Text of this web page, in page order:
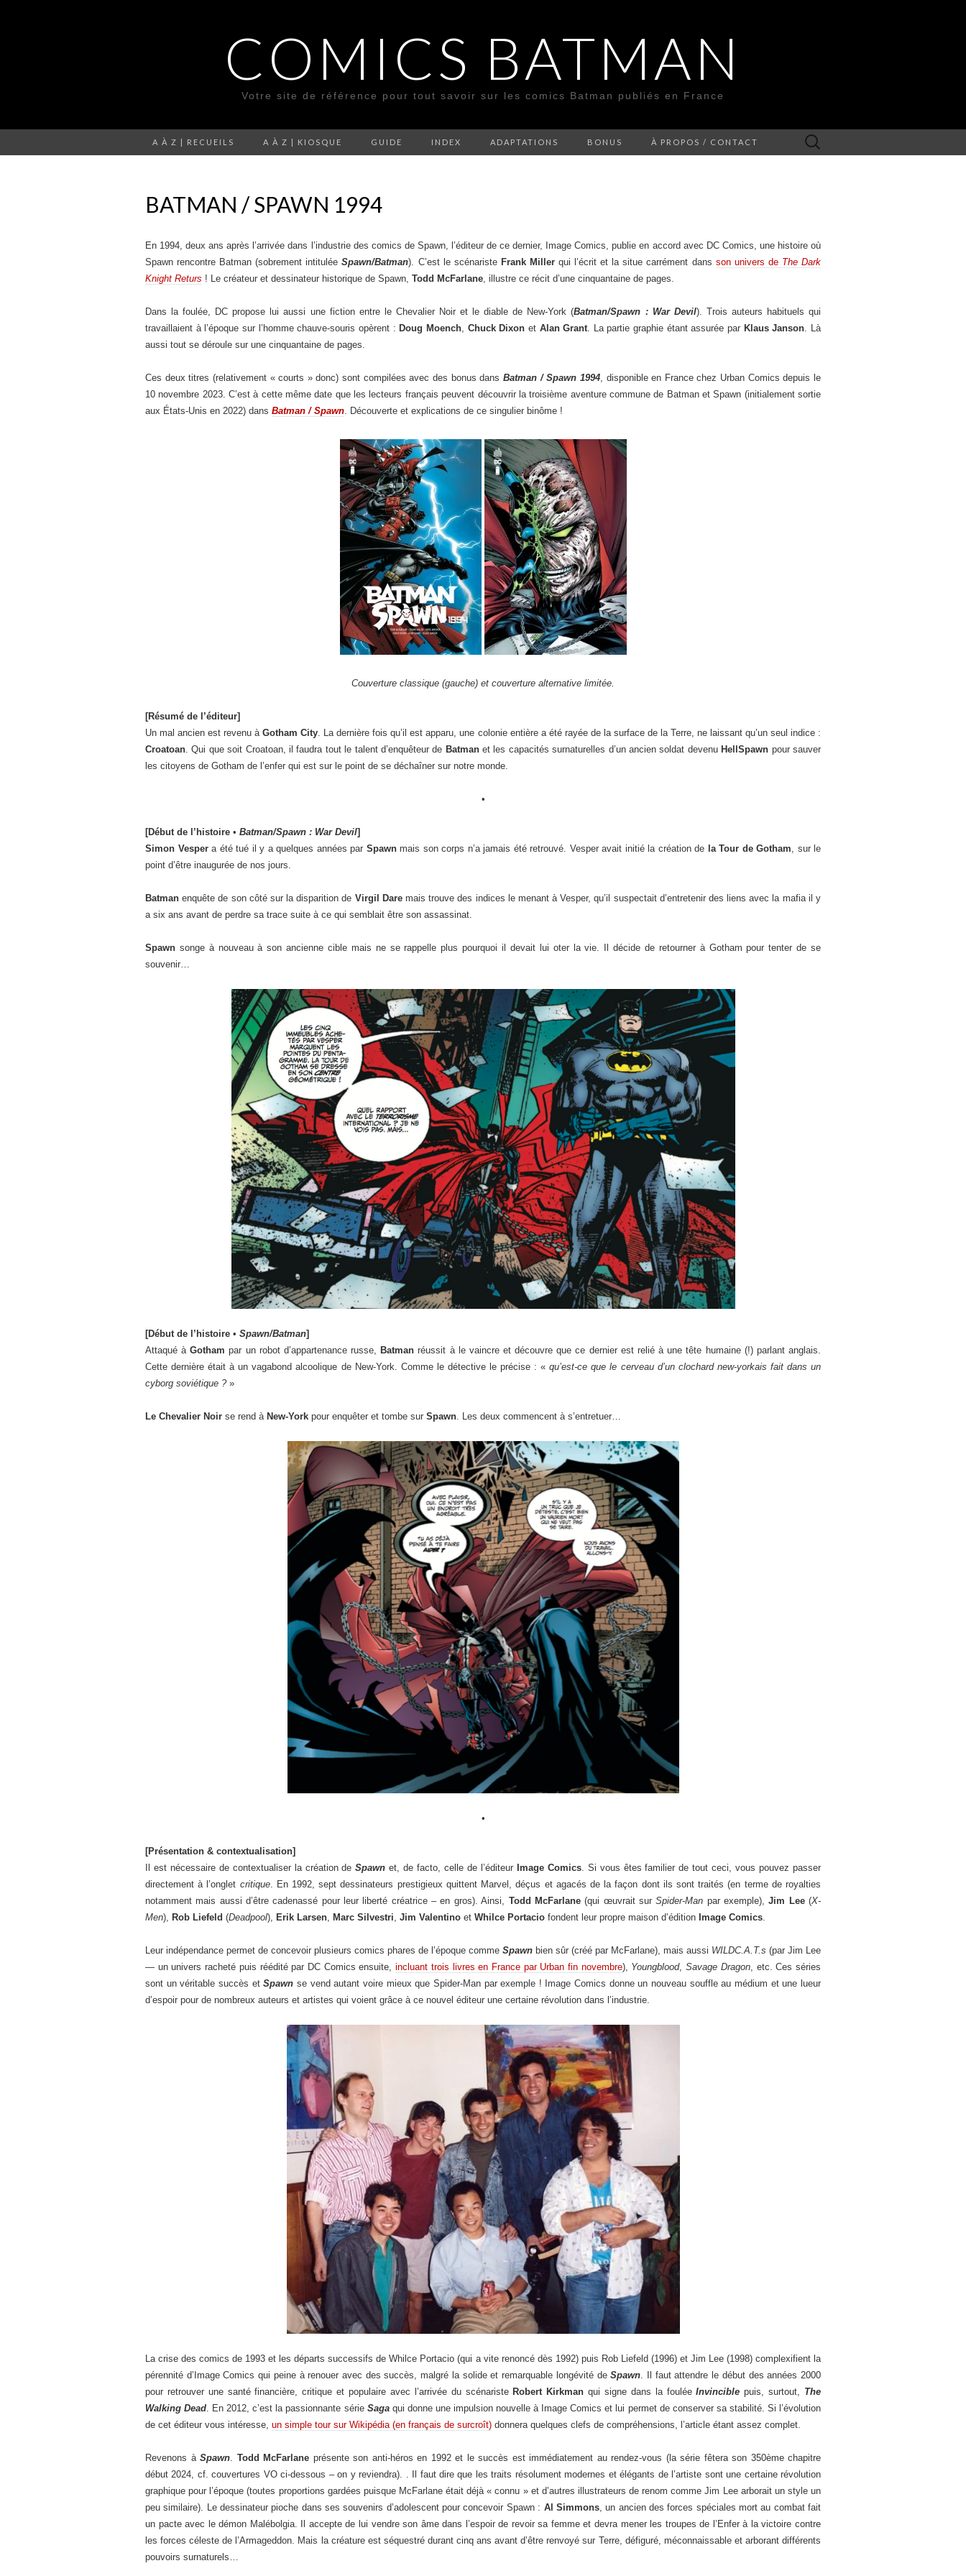
COMICS BATMAN
Votre site de référence pour tout savoir sur les comics Batman publiés en France
A À Z | RECUEILS A À Z | KIOSQUE GUIDE INDEX ADAPTATIONS BONUS À PROPOS / CONTACT Rechercher :
BATMAN / SPAWN 1994
En 1994, deux ans après l’arrivée dans l’industrie des comics de Spawn, l’éditeur de ce dernier, Image Comics, publie en accord avec DC Comics, une histoire où
Spawn rencontre Batman (sobrement intituléeSpawn/Batman). C’est le scénariste Frank Millerqui l’écrit et la situe carrément dans son univers de The Dark
Knight Returs ! Le créateur et dessinateur historique de Spawn, Todd McFarlane, illustre ce récit d’une cinquantaine de pages.
Dans la foulée, DC propose lui aussi une fiction entre le Chevalier Noir et le diable de New-York (Batman/Spawn : War Devil). Trois auteurs habituels qui
travaillaient à l’époque sur l’homme chauve-souris opèrent : Doug Moench, Chuck Dixon et Alan Grant. La partie graphie étant assurée par Klaus Janson. Là
aussi tout se déroule sur une cinquantaine de pages.
Ces deux titres (relativement « courts » donc) sont compilées avec des bonus dans Batman / Spawn 1994, disponible en France chez Urban Comics depuis le
10 novembre 2023. C’est à cette même date que les lecteurs français peuvent découvrir la troisième aventure commune de Batman et Spawn (initialement sortie
aux États-Unis en 2022) dans Batman / Spawn. Découverte et explications de ce singulier binôme !
Couverture classique (gauche) et couverture alternative limitée.
[Résumé de l’éditeur]
Un mal ancien est revenu àGotham City. La dernière fois qu’il est apparu, une colonie entière a été rayée de la surface de la Terre, ne laissant qu’un seul indice :
Croatoan. Qui que soit Croatoan, il faudra tout le talent d’enquêteur de Batmanet les capacités surnaturelles d’un ancien soldat devenu HellSpawn pour sauver
les citoyens de Gotham de l’enfer qui est sur le point de se déchaîner sur notre monde.
•
[Début de l’histoire • Batman/Spawn : War Devil]
Simon Vespera été tué il y a quelques années par Spawn mais son corps n’a jamais été retrouvé. Vesper avait initié la création de la Tour de Gotham, sur le
point d’être inaugurée de nos jours.
Batman enquête de son côté sur la disparition de Virgil Daremais trouve des indices le menant à Vesper, qu’il suspectait d’entretenir des liens avec la mafia il y
a six ans avant de perdre sa trace suite à ce qui semblait être son assassinat.
Spawn songe à nouveau à son ancienne cible mais ne se rappelle plus pourquoi il devait lui oter la vie. Il décide de retourner à Gotham pour tenter de se
souvenir…
[Début de l’histoire • Spawn/Batman]
Attaqué àGotham par un robot d’appartenance russe, Batman réussit à le vaincre et découvre que ce dernier est relié à une tête humaine (!) parlant anglais.
Cette dernière était à un vagabond alcoolique de New-York. Comme le détective le précise : «qu’est-ce que le cerveau d’un clochard new-yorkais fait dans un
cyborg soviétique ?»
Le Chevalier Noir se rend à New-York pour enquêter et tombe sur Spawn. Les deux commencent à s’entretuer…
•
[Présentation & contextualisation]
Il est nécessaire de contextualiser la création deSpawn et, de facto, celle de l’éditeur Image Comics. Si vous êtes familier de tout ceci, vous pouvez passer
directement à l’onglet critique. En 1992, sept dessinateurs prestigieux quittent Marvel, déçus et agacés de la façon dont ils sont traités (en terme de royalties
notamment mais aussi d’être cadenassé pour leur liberté créatrice – en gros). Ainsi, Todd McFarlane(qui œuvrait surSpider-Man par exemple),Jim Lee(X-
Men), Rob Liefeld (Deadpool), Erik Larsen Marc Silvestri Jim Valentino et Whilce Portacio fondent leur propre maison d’édition Image Comics
Leur indépendance permet de concevoir plusieurs comics phares de l’époque comme Spawn bien sûr (créé par McFarlane), mais aussi WILDC.A.T.s (par Jim Lee
— un univers racheté puis réédité par DC Comics ensuite,incluant trois livres en France par Urban fin novembre), Youngblood,Savage Dragon, etc. Ces séries
sont un véritable succès etSpawn se vend autant voire mieux que Spider-Man par exemple ! Image Comics donne un nouveau souffle au médium et une lueur
d’espoir pour de nombreux auteurs et artistes qui voient grâce à ce nouvel éditeur une certaine révolution dans l’industrie.
La crise des comics de 1993 et les départs successifs de Whilce Portacio (qui a vite renoncé dès 1992) puis Rob Liefeld (1996) et Jim Lee (1998) complexifient la
pérennité d’Image Comics qui peine à renouer avec des succès, malgré la solide et remarquable longévité deSpawn. Il faut attendre le début des années 2000
pour retrouver une santé financière, critique et populaire avec l’arrivée du scénariste Robert Kirkman qui signe dans la fouléeInvincible puis, surtout, The
Walking Dead. En 2012, c’est la passionnante série Sagaqui donne une impulsion nouvelle à Image Comics et lui permet de conserver sa stabilité. Si l’évolution
de cet éditeur vous intéresse, un simple tour sur Wikipédia (en français de surcroît) donnera quelques clefs de compréhensions, l’article étant assez complet.
Revenons à Spawn. Todd McFarlane présente son anti-héros en 1992 et le succès est immédiatement au rendez-vous (la série fêtera son 350ème chapitre
début 2024, cf. couvertures VO ci-dessous – on y reviendra). . Il faut dire que les traits résolument modernes et élégants de l’artiste sont une certaine révolution
graphique pour l’époque (toutes proportions gardées puisque McFarlane était déjà « connu » et d’autres illustrateurs de renom comme Jim Lee arborait un style un
peu similaire). Le dessinateur pioche dans ses souvenirs d’adolescent pour concevoir Spawn : Al Simmons, un ancien des forces spéciales mort au combat fait
un pacte avec le démon Malébolgia. Il accepte de lui vendre son âme dans l’espoir de revoir sa femme et devra mener les troupes de l’Enfer à la victoire contre
les forces céleste de l’Armageddon. Mais la créature est séquestré durant cinq ans avant d’être renvoyé sur Terre, défiguré, méconnaissable et arborant différents
pouvoirs surnaturels…